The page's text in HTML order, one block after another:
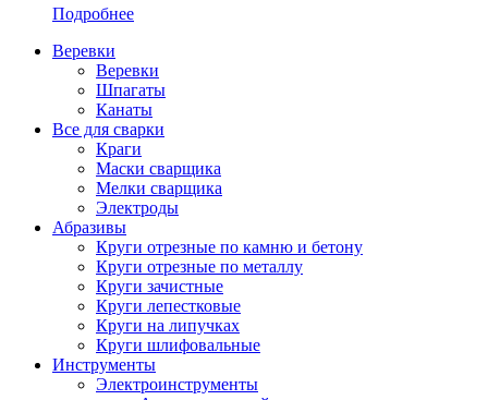
Подробнее
Веревки
Веревки
Шпагаты
Канаты
Все для сварки
Краги
Маски сварщика
Мелки сварщика
Электроды
Абразивы
Круги отрезные по камню и бетону
Круги отрезные по металлу
Круги зачистные
Круги лепестковые
Круги на липучках
Круги шлифовальные
Инструменты
Электроинструменты